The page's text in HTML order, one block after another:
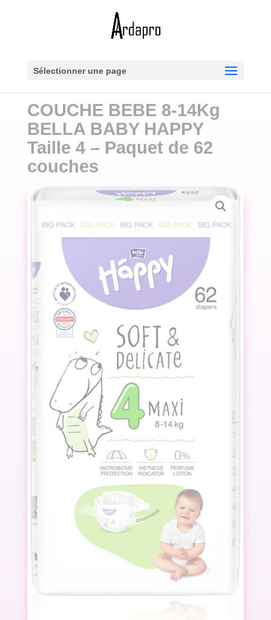
Sélectionner une page
COUCHE BEBE 8-14Kg
BELLA BABY HAPPY
Taille 4 – Paquet de 62
couches